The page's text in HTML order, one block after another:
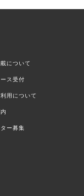
について
ス受付
用について
ー募集